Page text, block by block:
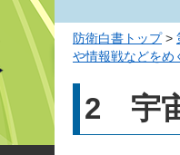
防衛白書トップ>
や情報戦などをめ
2 宇